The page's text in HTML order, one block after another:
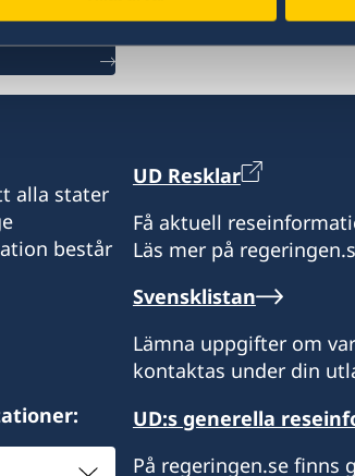
Fax
+973 17 320 498
Öppettider är på
12:00
alla stater
består
UD Resklar
Få aktuell
Läs mer på
Svensklistan
Lämna uppgifter om
kontaktas under din
UD:s generella
På regeringen.se finns